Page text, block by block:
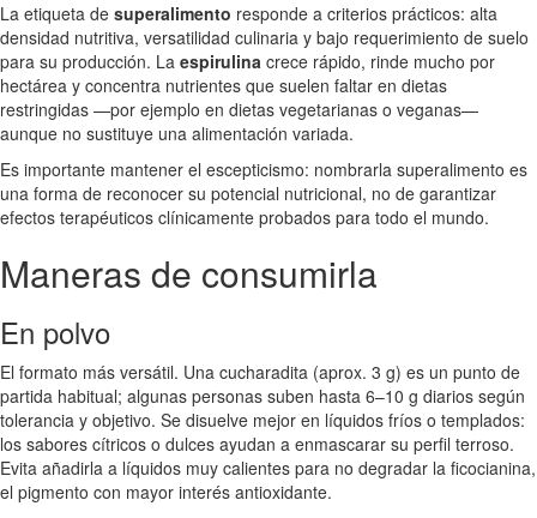
La etiqueta de superalimento responde a criterios prácticos: alta
densidad nutritiva, versatilidad culinaria y bajo requerimiento de suelo
para su producción. La espirulina crece rápido, rinde mucho por
hectárea y concentra nutrientes que suelen faltar en dietas
restringidas —por ejemplo en dietas vegetarianas o veganas—
aunque no sustituye una alimentación variada.
Es importante mantener el escepticismo: nombrarla superalimento es
una forma de reconocer su potencial nutricional, no de garantizar
efectos terapéuticos clínicamente probados para todo el mundo.
Maneras de consumirla
En polvo
El formato más versátil. Una cucharadita (aprox. 3 g) es un punto de
partida habitual; algunas personas suben hasta 6–10 g diarios según
tolerancia y objetivo. Se disuelve mejor en líquidos fríos o templados:
los sabores cítricos o dulces ayudan a enmascarar su perfil terroso.
Evita añadirla a líquidos muy calientes para no degradar la ficocianina,
el pigmento con mayor interés antioxidante.